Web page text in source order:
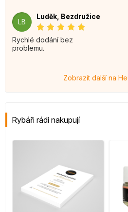
LB
Luděk, Bezdružice
Rychlé dodání bez
problemu.
Zobrazit další na
Rybáři rádi nakupují